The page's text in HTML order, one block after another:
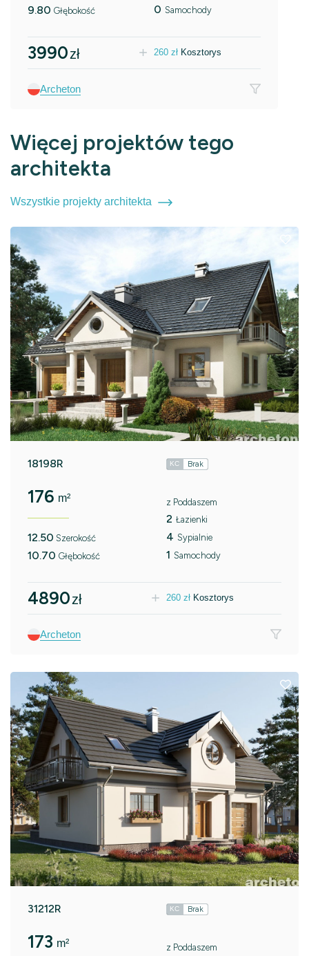
9.80 Głębokość 0 Samochody
3990zł 260 zł Kosztorys
Archeton
Więcej projektów tego
architekta
Wszystkie projekty architekta
18198R KC Brak
176 m²
12.50 Szerokość
10.70 Głębokość
z Poddaszem
2 Łazienki
4 Sypialnie
1 Samochody
4890zł 260 zł Kosztorys
Archeton
31212R KC Brak
173 m² z Poddaszem